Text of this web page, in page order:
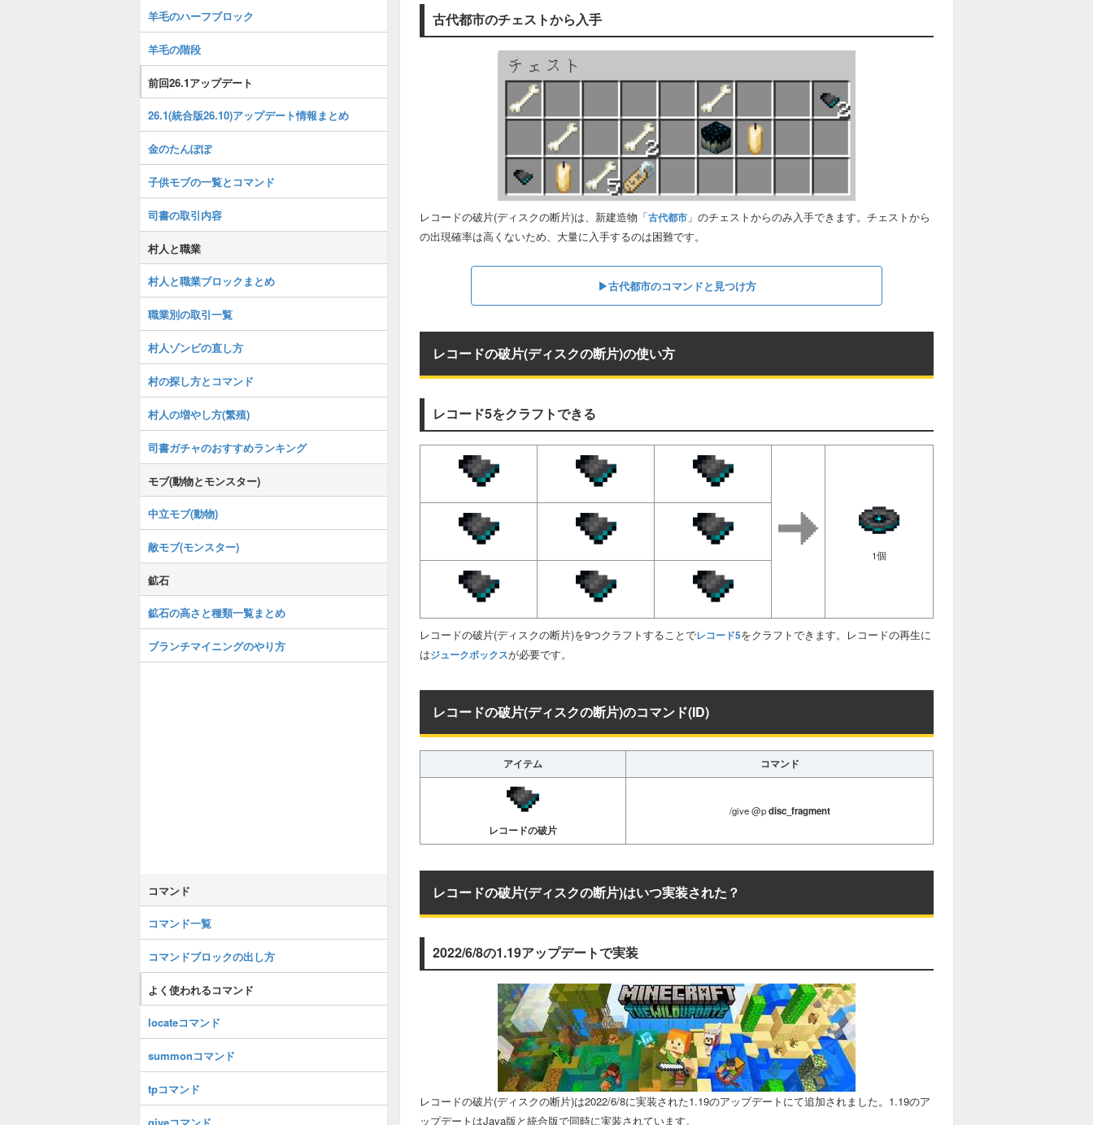
古代都市のチェストから入手
レコードの破片(ディスクの断片)は、新建造物「古代都市 」のチェストからのみ入手できます。チェストから
の出現確率は高くないため、大量に入手するのは困難です。
▶︎古代都市のコマンドと見つけ方
レコードの破片(ディスクの断片)の使い方
レコード5をクラフトできる
1個
レコードの破片(ディスクの断片)を9つクラフトすることでレコード5をクラフトできます。レコードの再生に
はジュークボックスが必要です。
レコードの破片(ディスクの断片)のコマンド(ID)
アイテム コマンド
レコードの破片
/give @pdisc_fragment
レコードの破片(ディスクの断片)はいつ実装された？
2022/6/8の1.19アップデートで実装
レコードの破片(ディスクの断片)は2022/6/8に実装された1.19のアップデートにて追加されました。1.19のア
ップデートはJava版と統合版で同時に実装されています。
羊毛のハーフブロック
羊毛の階段
前回26.1アップデート
26.1(統合版26.10)アップデート情報まとめ
金のたんぽぽ
子供モブの一覧とコマンド
司書の取引内容
村人と職業
村人と職業ブロックまとめ
職業別の取引一覧
村人ゾンビの直し方
村の探し方とコマンド
村人の増やし方(繁殖)
司書ガチャのおすすめランキング
モブ(動物とモンスター)
中立モブ(動物)
敵モブ(モンスター)
鉱石
鉱石の高さと種類一覧まとめ
ブランチマイニングのやり方
コマンド
コマンド一覧
コマンドブロックの出し方
よく使われるコマンド
locateコマンド
summonコマンド
tpコマンド